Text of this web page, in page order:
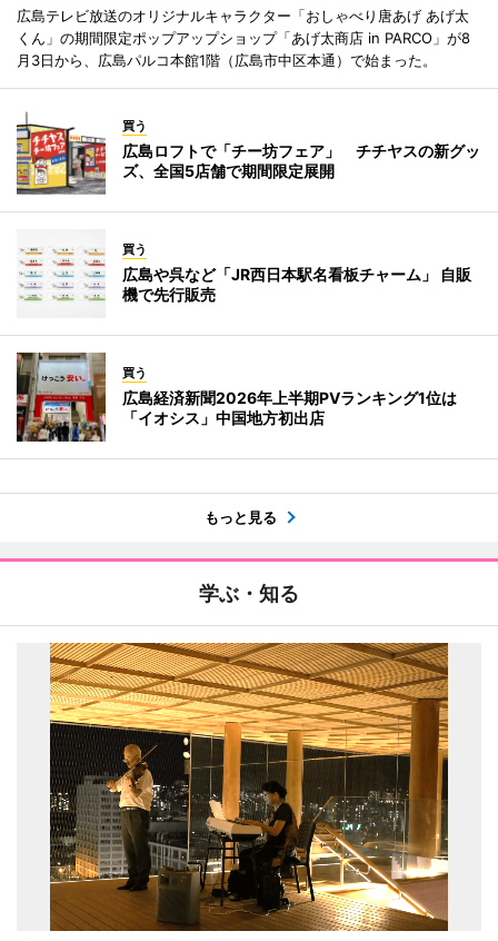
広島テレビ放送のオリジナルキャラクター「おしゃべり唐あげ あげ太
くん」の期間限定ポップアップショップ「あげ太商店 in PARCO」が8
月3日から、広島パルコ本館1階（広島市中区本通）で始まった。
買う
広島ロフトで「チー坊フェア」 チチヤスの新グッ
ズ、全国5店舗で期間限定展開
買う
広島や呉など「JR西日本駅名看板チャーム」 自販
機で先行販売
買う
広島経済新聞2026年上半期PVランキング1位は
「イオシス」中国地方初出店
もっと見る
学ぶ・知る